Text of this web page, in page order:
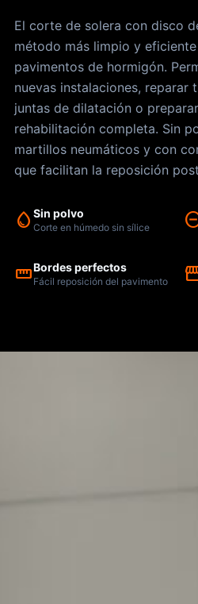
El corte de solera con disco
método más limpio y
pavimentos de hormigón.
nuevas instalaciones, reparar
juntas de dilatación o
rehabilitación completa. Sin
martillos neumáticos y con
que facilitan la reposición
water_drop Sin polvo
Corte en húmedo sin sílice
straightenBordes perfectos
Fácil reposición del pavimento